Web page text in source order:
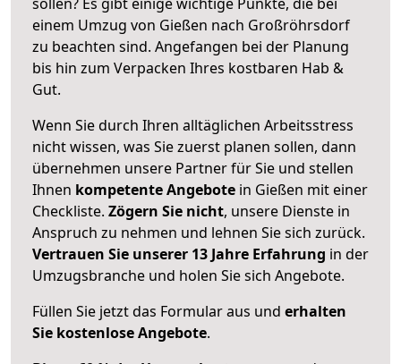
einem Umzug von Gießen nach Großröhrsdorf
zu beachten sind. Angefangen bei der Planung
bis hin zum Verpacken Ihres kostbaren Hab &
Gut.
Wenn Sie durch Ihren alltäglichen Arbeitsstress
nicht wissen, was Sie zuerst planen sollen, dann
übernehmen unsere Partner für Sie und stellen
Ihnen kompetente Angebote in Gießen mit einer
Checkliste. Zögern Sie nicht, unsere Dienste in
Anspruch zu nehmen und lehnen Sie sich zurück.
Vertrauen Sie unserer 13 Jahre Erfahrung in der
Umzugsbranche und holen Sie sich Angebote.
Füllen Sie jetzt das Formular aus und erhalten
Sie kostenlose Angebote.